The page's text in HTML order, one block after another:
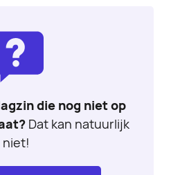
die nog niet op
Dat kan natuurlijk
niet!